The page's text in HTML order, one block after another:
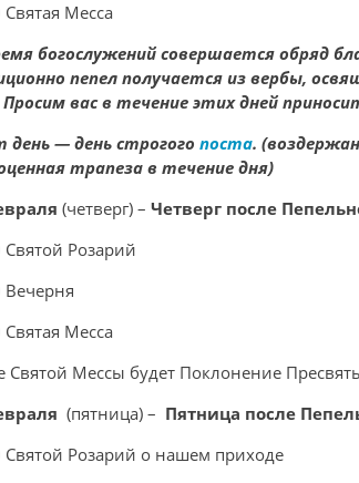
Святая Месса
богослужений совершается обряд
пепел получается из вербы,
Просим вас в течение этих дней
— день строгого поста.
трапеза в течение дня)
(четверг) – Четверг после
Святой Розарий
Вечерня
Святая Месса
Святой Мессы будет Поклонение
(пятница) – Пятница после
Святой Розарий о нашем приходе